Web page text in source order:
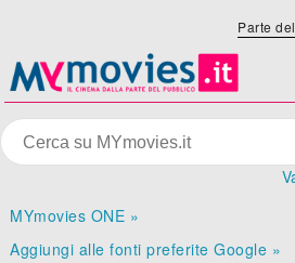
Parte
MYmovies ONE »
Aggiungi alle fonti preferite Google »